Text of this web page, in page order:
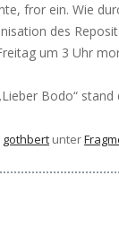
fror ein. Wie
des
um 3 Uhr
Bodo“
gothbert unter